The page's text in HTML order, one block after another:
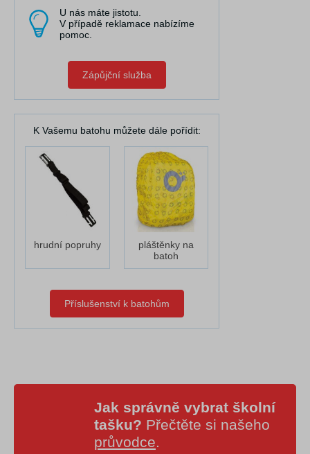
U nás máte jistotu.
V případě reklamace nabízíme
pomoc.
Zápůjční služba
K Vašemu batohu můžete dále pořídit:
hrudní popruhy
pláštěnky na
batoh
Příslušenství k batohům
Jak správně vybrat školní
tašku? Přečtěte si našeho
průvodce.